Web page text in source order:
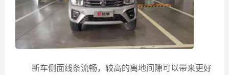
新车侧面线条流畅，较高的离地间隙可以带来更好